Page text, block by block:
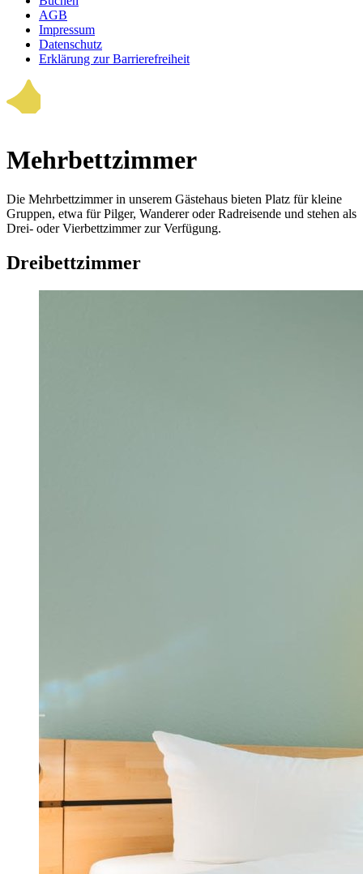
AGB
Impressum
Datenschutz
Erklärung zur Barrierefreiheit
Mehrbettzimmer
Die Mehrbett­zimmer in unserem Gäste­haus bieten Platz für kleine
Gruppen, etwa für Pilger, Wanderer oder Rad­reisende und stehen als
Drei- oder Vier­bett­zimmer zur Verfügung.
Dreibettzimmer